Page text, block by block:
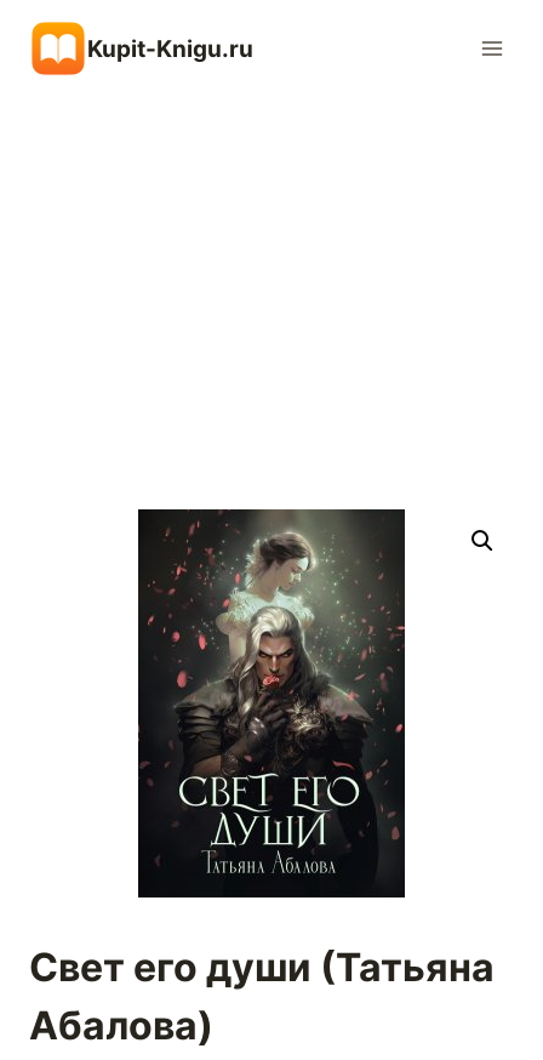
содержимому
Kupit-Knigu.ru
Свет его души (Татьяна
Абалова)